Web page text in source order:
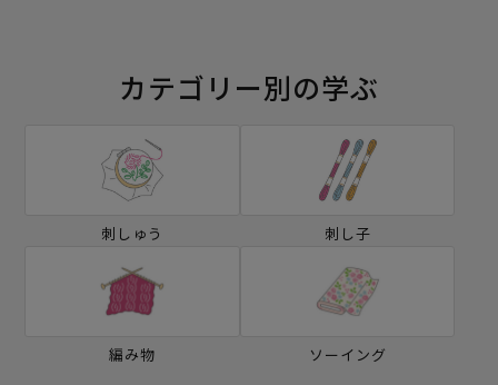
カテゴリー別の学ぶ
刺しゅう 刺し子
編み物 ソーイング